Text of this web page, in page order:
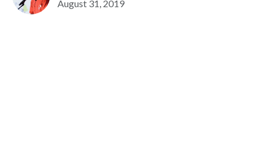
August 31, 2019